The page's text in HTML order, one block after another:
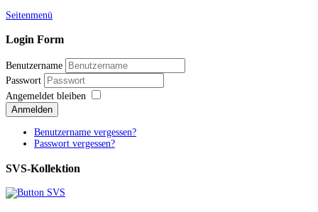
Seitenmenü
Login Form
Benutzername
Passwort
Angemeldet bleiben
Anmelden
Benutzername vergessen?
Passwort vergessen?
SVS-Kollektion